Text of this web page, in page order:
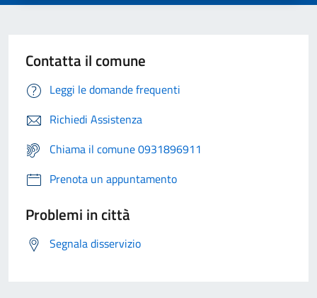
Contatta il comune
Leggi le domande frequenti
Richiedi Assistenza
Chiama il comune 0931896911
Prenota un appuntamento
Problemi in città
Segnala disservizio